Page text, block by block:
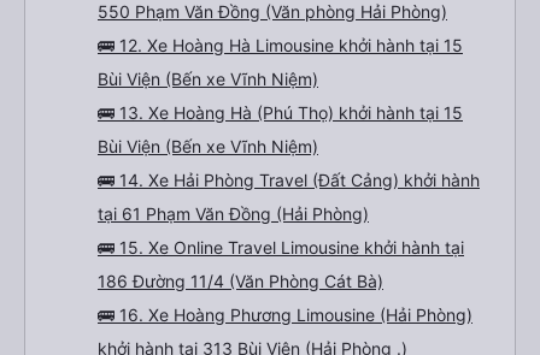
550 Phạm Văn Đồng (Văn phòng Hải Phòng)
🚌 12. Xe Hoàng Hà Limousine khởi hành tại 15
Bùi Viện (Bến xe Vĩnh Niệm)
🚌 13. Xe Hoàng Hà (Phú Thọ) khởi hành tại 15
Bùi Viện (Bến xe Vĩnh Niệm)
🚌 14. Xe Hải Phòng Travel (Đất Cảng) khởi hành
tại 61 Phạm Văn Đồng (Hải Phòng)
🚌 15. Xe Online Travel Limousine khởi hành tại
186 Đường 11/4 (Văn Phòng Cát Bà)
🚌 16. Xe Hoàng Phương Limousine (Hải Phòng)
khởi hành tại 313 Bùi Viện (Hải Phòng .)